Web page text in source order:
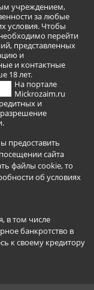
учреждением,
за любые
условия. Чтобы
перейти
представленных
и
и контактные
18 лет.
На портале
Mickrozaim.ru
и
предоставить
сайта
файлы cookie, то
об условиях
в том числе
банкротство в
к своему кредитору